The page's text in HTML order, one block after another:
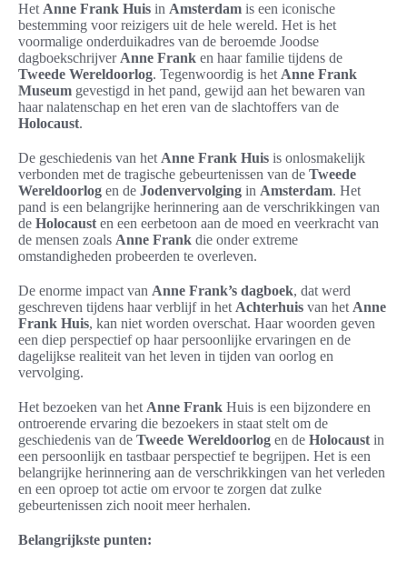
Het Anne Frank Huis in Amsterdam is een iconische
bestemming voor reizigers uit de hele wereld. Het is het
voormalige onderduikadres van de beroemde Joodse
dagboekschrijver Anne Frank en haar familie tijdens de
Tweede Wereldoorlog. Tegenwoordig is het Anne Frank
Museum gevestigd in het pand, gewijd aan het bewaren van
haar nalatenschap en het eren van de slachtoffers van de
Holocaust.
De geschiedenis van het Anne Frank Huis is onlosmakelijk
verbonden met de tragische gebeurtenissen van de Tweede
Wereldoorlog en de Jodenvervolging in Amsterdam. Het
pand is een belangrijke herinnering aan de verschrikkingen van
de Holocaust en een eerbetoon aan de moed en veerkracht van
de mensen zoals Anne Frank die onder extreme
omstandigheden probeerden te overleven.
De enorme impact van Anne Frank’s dagboek, dat werd
geschreven tijdens haar verblijf in het Achterhuis van het Anne
Frank Huis, kan niet worden overschat. Haar woorden geven
een diep perspectief op haar persoonlijke ervaringen en de
dagelijkse realiteit van het leven in tijden van oorlog en
vervolging.
Het bezoeken van het Anne Frank Huis is een bijzondere en
ontroerende ervaring die bezoekers in staat stelt om de
geschiedenis van de Tweede Wereldoorlog en de Holocaust in
een persoonlijk en tastbaar perspectief te begrijpen. Het is een
belangrijke herinnering aan de verschrikkingen van het verleden
en een oproep tot actie om ervoor te zorgen dat zulke
gebeurtenissen zich nooit meer herhalen.
Belangrijkste punten: